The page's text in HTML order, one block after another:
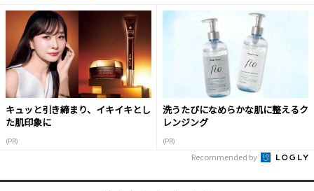
キュッと引き締まり、イキイキとし
た肌印象に
(PR)
洗うたびになめらかな肌に整えるク
レンジング
(PR)
Recommended by